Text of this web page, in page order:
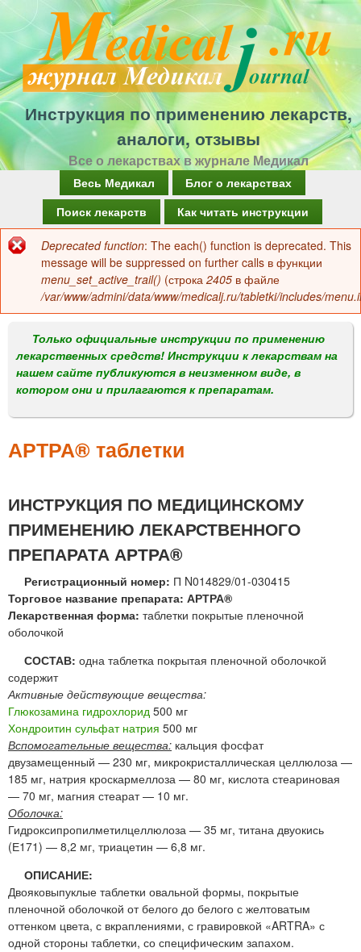
Перейти
к
основному
содержанию
Инструкция по применению лекарств,
аналоги, отзывы
Все о лекарствах в журнале Медикал
а
в
о
м
е
н
Весь Медикал
Блог о лекарствах
Поиск лекарств
Как читать инструкции
Сообщение
об
ошибке
Deprecated function: The each() function is deprecated. This
message will be suppressed on further calls в функции
menu_set_active_trail() (строка 2405 в файле
/var/www/admini/data/www/medicalj.ru/tabletki/includes/
Только официальные инструкции по применению
лекарственных средств! Инструкции к лекарствам на
нашем сайте публикуются в неизменном виде, в
котором они и прилагаются к препаратам.
АРТРА® таблетки
ИНСТРУКЦИЯ ПО МЕДИЦИНСКОМУ
ПРИМЕНЕНИЮ ЛЕКАРСТВЕННОГО
ПРЕПАРАТА АРТРА®
Регистрационный номер: П N014829/01-030415
Торговое название препарата: АРТРА®
Лекарственная форма: таблетки покрытые пленочной
оболочкой
СОСТАВ: одна таблетка покрытая пленочной оболочкой
содержит
Активные действующие вещества:
Глюкозамина гидрохлорид 500 мг
Хондроитин сульфат натрия 500 мг
Вспомогательные вещества: кальция фосфат
двузамещенный — 230 мг, микрокристаллическая целлюлоза —
185 мг, натрия кроскармеллоза — 80 мг, кислота стеариновая
— 70 мг, магния стеарат — 10 мг.
Оболочка:
Гидроксипропилметилцеллюлоза — 35 мг, титана двуокись
(Е171) — 8,2 мг, триацетин — 6,8 мг.
ОПИСАНИЕ:
Двояковыпуклые таблетки овальной формы, покрытые
пленочной оболочкой от белого до белого с желтоватым
оттенком цвета, с вкраплениями, с гравировкой «ARTRA» с
одной стороны таблетки, со специфическим запахом.